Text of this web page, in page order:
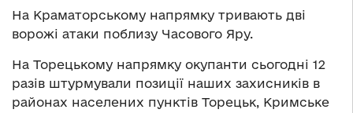
На Краматорському напрямку тривають дві
ворожі атаки поблизу Часового Яру.
На Торецькому напрямку окупанти сьогодні 12
разів штурмували позиції наших захисників в
районах населених пунктів Торецьк, Кримське